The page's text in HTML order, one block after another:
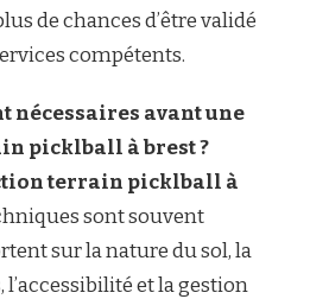
de chances d’être validé
compétents.
nécessaires avant une
picklball à brest ?
terrain picklball à
sont souvent
sur la nature du sol, la
l’accessibilité et la gestion